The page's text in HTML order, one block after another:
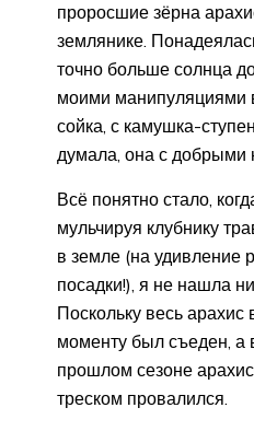
проросшие зёрна
землянике.
точно больше солнца
моими манипуляциями
сойка, с камушка-
думала, она с
Всё понятно стало,
мульчируя клубнику
в земле (на удивление
посадки!), я не нашла
Поскольку весь арахис
моменту был съеден, а
прошлом сезоне
треском провалился.